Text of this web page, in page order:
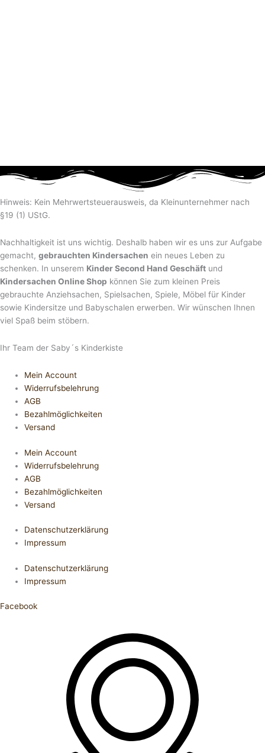
Hinweis: Kein Mehrwertsteuerausweis, da Kleinunternehmer nach
§19 (1) UStG.
Nachhaltigkeit ist uns wichtig. Deshalb haben wir es uns zur Aufgabe
gemacht, gebrauchten Kindersachen ein neues Leben zu
schenken. In unserem Kinder Second Hand Geschäft und
Kindersachen Online Shop können Sie zum kleinen Preis
gebrauchte Anziehsachen, Spiel­sachen, Spiele, Möbel für Kinder
sowie Kindersitze und Babyschalen erwerben. Wir wünschen Ihnen
viel Spaß beim stöbern.
Ihr Team der Saby´s Kinderkiste
Mein Account
Widerrufsbelehrung
AGB
Bezahlmöglichkeiten
Versand
Mein Account
Widerrufsbelehrung
AGB
Bezahlmöglichkeiten
Versand
Datenschutzerklärung
Impressum
Datenschutzerklärung
Impressum
Facebook